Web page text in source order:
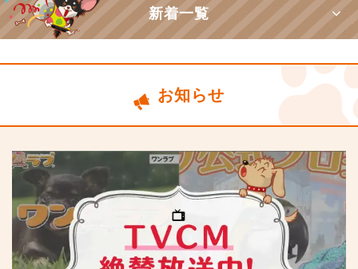
新着一覧
お知らせ